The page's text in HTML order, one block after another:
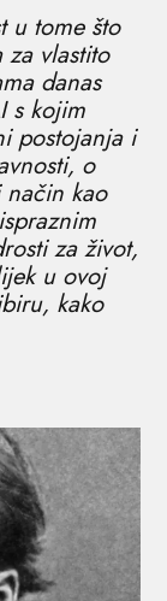
u tome što
vlastito
danas
s kojim
postojanja i
o
kao
za život,
u ovoj
kako